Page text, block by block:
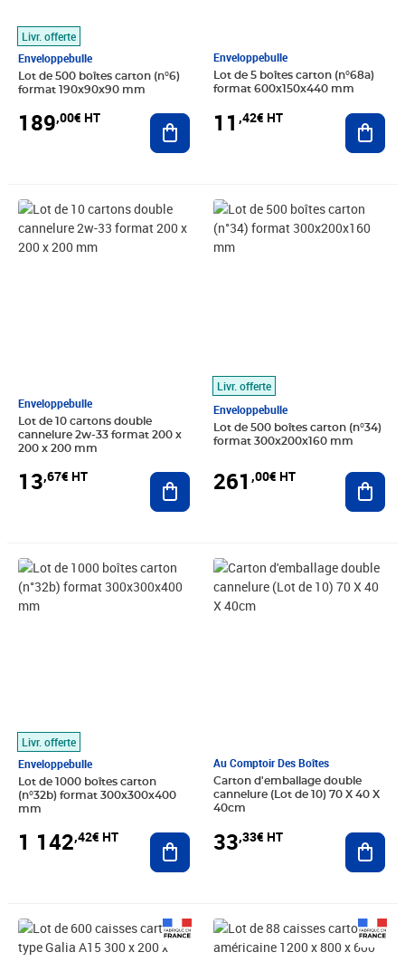
Livr. offerte
Enveloppebulle
Lot de 500 boîtes carton (n°6)
format 190x90x90 mm
189,00€ HT Ajouter au panier
Enveloppebulle
Lot de 5 boîtes carton (n°68a)
format 600x150x440 mm
11 ,42€ HT
Enveloppebulle
Lot de 10 cartons double
cannelure 2w-33 format 200 x
200 x 200 mm
13,67€ HT
Prix 13,67€ HT
Ajouter au panier
Livr. offerte
Enveloppebulle
Lot de 500 boîtes carton (n°34)
format 300x200x160 mm
261 ,00€ HT
Prix 261,00€ HT
Livr. offerte
Enveloppebulle
Lot de 1000 boîtes carton
(n°32b) format 300x300x400
mm
1 142,42€ HT
Prix 1 142,42€ HT
Ajouter au panier
Au Comptoir Des Boîtes
Carton d'emballage double
cannelure (Lot de 10) 70 X 40 X
40cm
33,33€ HT
Prix 33,33€ HT
Prix 227,98€ HT Prix 800,28€ HT